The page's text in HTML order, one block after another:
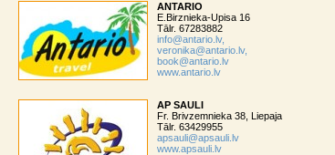
ANTARIO
E.Birznieka-Upisa 16
Tālr. 67283882
info@antario.lv,
veronika@antario.lv,
book@antario.lv
www.antario.lv
AP SAULI
Fr. Brivzemnieka 38, Liepaja
Tālr. 63429955
apsauli@apsauli.lv
www.apsauli.lv